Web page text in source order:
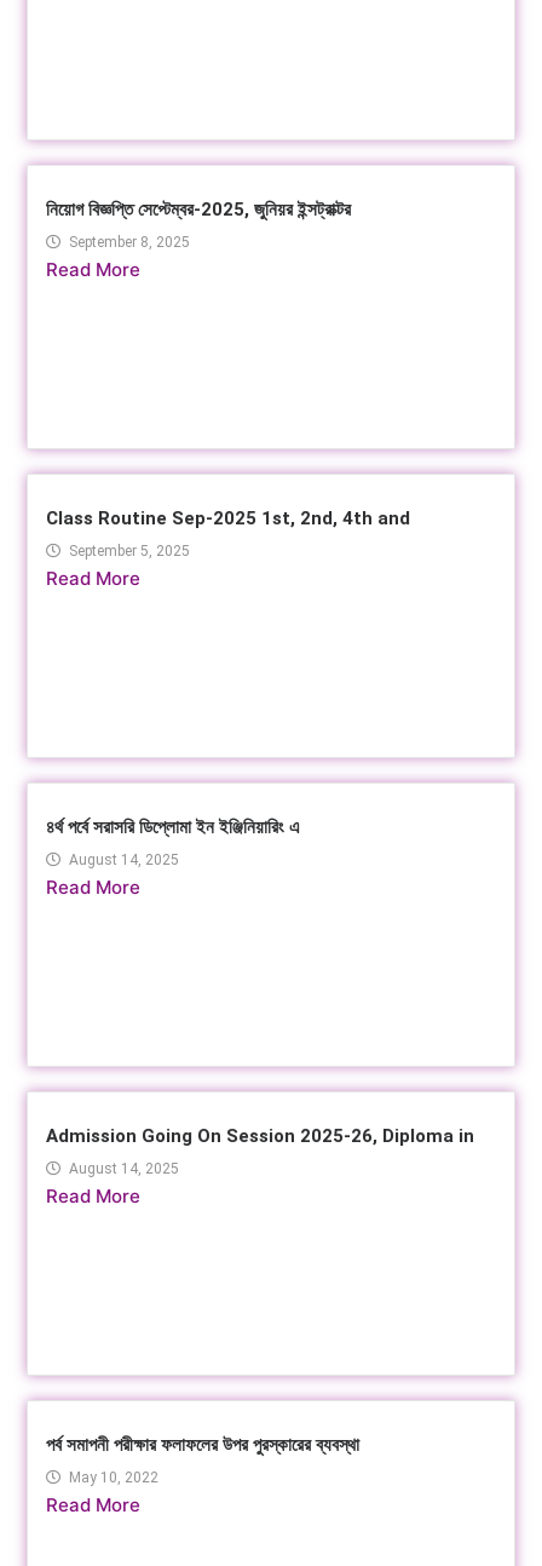
নিয়োগ বিজ্ঞপ্তি সেপ্টেম্বর-2025, জুনিয়র ইন্সট্রাক্টর
September 8, 2025
Read More
Class Routine Sep-2025 1st, 2nd, 4th and
September 5, 2025
Read More
৪র্থ পর্বে সরাসরি ডিপ্লোমা ইন ইঞ্জিনিয়ারিং এ
August 14, 2025
Read More
Admission Going On Session 2025-26, Diploma in
August 14, 2025
Read More
পর্ব সমাপনী পরীক্ষার ফলাফলের উপর পুরস্কারের ব্যবস্থা
May 10, 2022
Read More